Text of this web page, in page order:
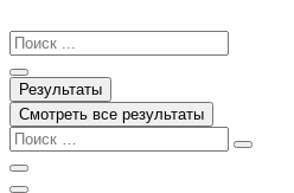
к
содержимому
Search
...
Результаты
Смотреть все результаты